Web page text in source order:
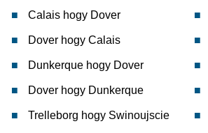
Calais hogy Dover
Dover hogy Calais
Dunkerque hogy Dover
Dover hogy Dunkerque
Trelleborg hogy Swinoujscie